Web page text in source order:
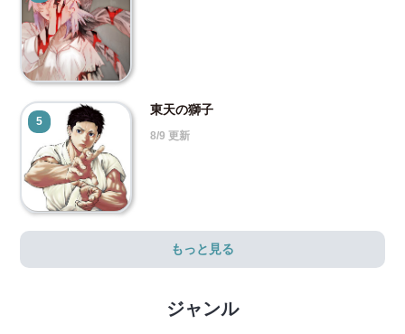
5
東天の獅子
8/9 更新
もっと見る
ジャンル